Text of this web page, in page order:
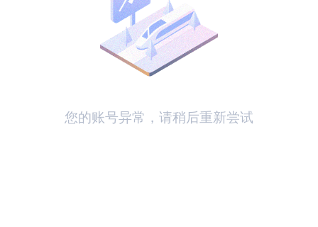
您的账号异常，请稍后重新尝试